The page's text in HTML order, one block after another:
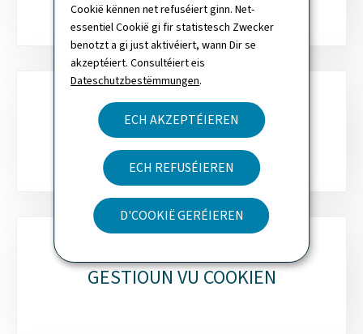
Cookië kënnen net refuséiert ginn. Net-
essentiel Cookië gi fir statistesch Zwecker
benotzt a gi just aktivéiert, wann Dir se
akzeptéiert. Consultéiert eis
Dateschutzbestëmmungen.
ECH AKZEPTÉIEREN
ECH REFUSÉIEREN
D'COOKIË GERÉIEREN
NEWSLETTER
GESTIOUN VU COOKIEN